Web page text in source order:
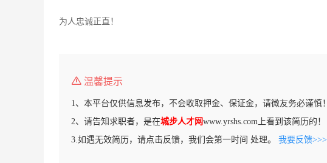
为人忠诚正直！
温馨提示
1、本平台仅供信息发布，不会收取押金、保证金，请微友务必谨慎！
2、请告知求职者，是在城步人才网www.yrshs.com上看到该简历的！
3.如遇无效简历，请点击反馈，我们会第一时间 处理。 我要反馈>>>